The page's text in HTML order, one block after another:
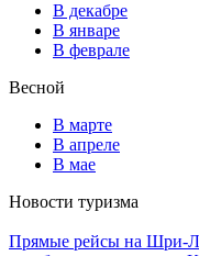
В декабре
В январе
В феврале
Весной
В марте
В апреле
В мае
Новости туризма
Прямые рейсы на Шри-